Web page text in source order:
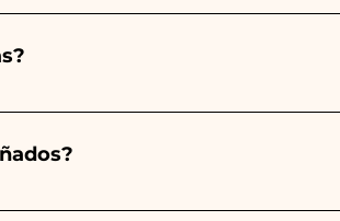
del evento.
el color varía según el tipo de
- Para Graduación, será Rojo
tus pedidos pero si algo se